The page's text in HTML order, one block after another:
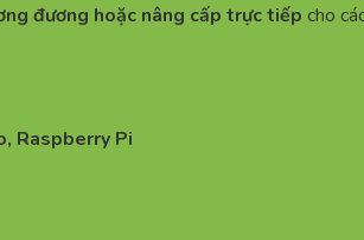
đương hoặc nâng cấp trực tiếp cho
Raspberry Pi